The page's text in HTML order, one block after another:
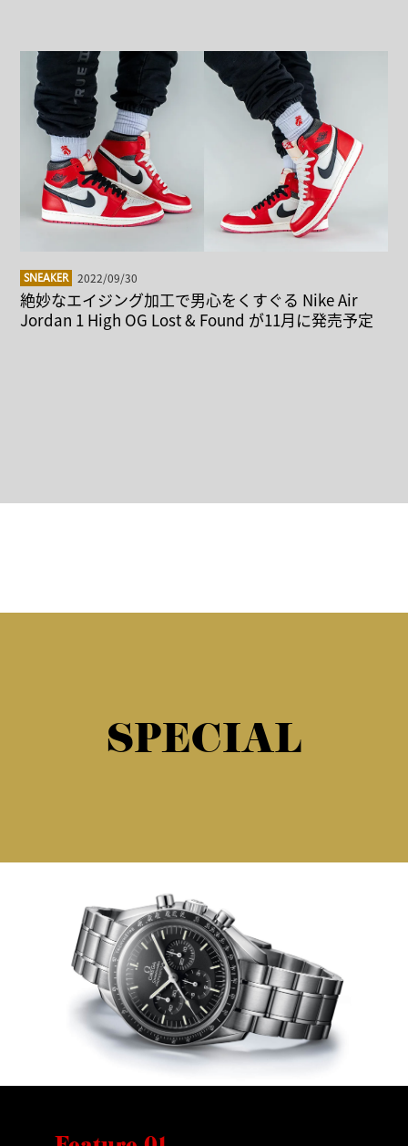
SNEAKER 2022/09/30
絶妙なエイジング加工で男心をくすぐる Nike Air
Jordan 1 High OG Lost & Found が11月に発売予定
SPECIAL